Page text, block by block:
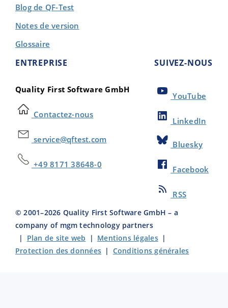
Blog de QF-Test
Notes de version
Glossaire
ENTREPRISE
Quality First Software GmbH
Contactez-nous
service@qftest.com
+49 8171 38648-0
SUIVEZ-NOUS
YouTube
LinkedIn
Bluesky
Facebook
RSS
© 2001–2026 Quality First Software GmbH – a
company of mgm technology partners
| Plan de site web | Mentions légales|
Protection des données | Conditions générales